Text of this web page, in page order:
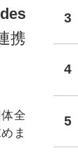
携
全
ま
3
4
5